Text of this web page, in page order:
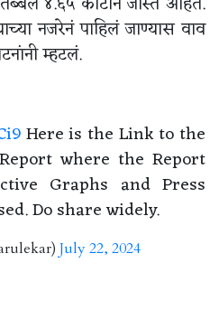
नजरेनं पाहिलं जाण्यास वाव
म्हटलं.
Here is the Link to the
where the Report
Graphs and Press
Do share widely.
July 22, 2024